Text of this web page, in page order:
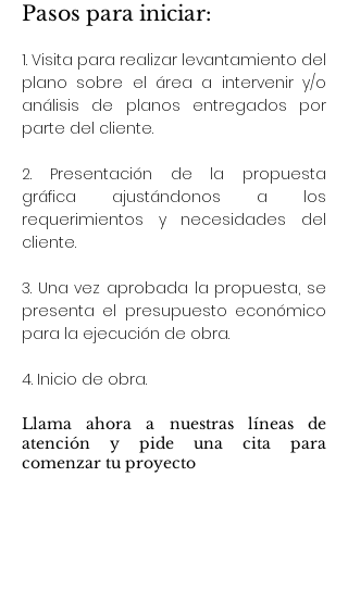
Pasos para iniciar:
1. Visita para realizar levantamiento del
plano sobre el área a intervenir y/o
análisis de planos entregados por
parte del cliente.
2. Presentación de la propuesta
gráfica ajustándonos a los
requerimientos y necesidades del
cliente.
3. Una vez aprobada la propuesta, se
presenta el presupuesto económico
para la ejecución de obra.
4. Inicio de obra.
Llama ahora a nuestras líneas de
atención y pide una cita para
comenzar tu proyecto